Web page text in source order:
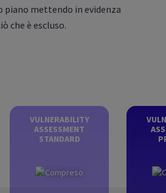
mettendo in evidenza
che è escluso.
VULNERABILITY
ASSESSMENT
STANDARD